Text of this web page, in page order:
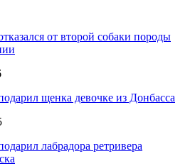
от второй собаки породы
щенка девочке из Донбасса
лабрадора ретривера